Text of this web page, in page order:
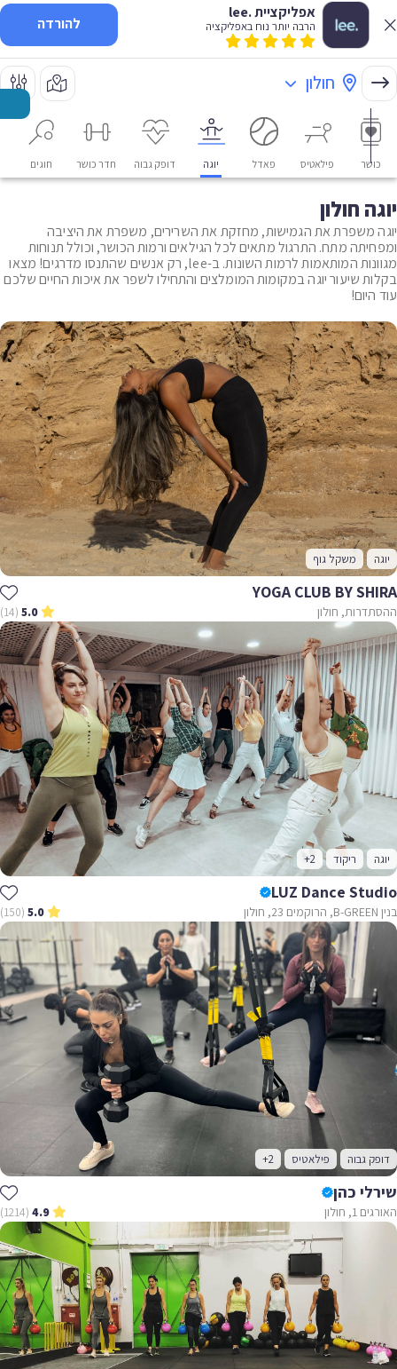
אפליקציית .lee
הרבה יותר נוח באפליקציה להורדה
חולון
כושר פילאטיס פאדל יוגה דופק גבוה חדר כושר חוגים
יוגה חולון
יוגה משפרת את הגמישות, מחזקת את השרירים, משפרת את היציבה
ומפחיתה מתח. התרגול מתאים לכל הגילאים ורמות הכושר, וכולל תנוחות
מגוונות המותאמות לרמות השונות. ב-lee, רק אנשים שהתנסו מדרגים! מצאו
בקלות שיעור יוגה במקומות המומלצים והתחילו לשפר את איכות החיים שלכם
עוד היום!
יוגה משקל גוף
YOGA CLUB BY SHIRA
ההסתדרות, חולון 5.0
(14)
יוגה ריקוד +2
LUZ Dance Studio
בנין B-GREEN, הרוקמים 23, חולון 5.0
(150)
דופק גבוה פילאטיס +2
שירלי כהן
האורגים 1, חולון 4.9
(1214)